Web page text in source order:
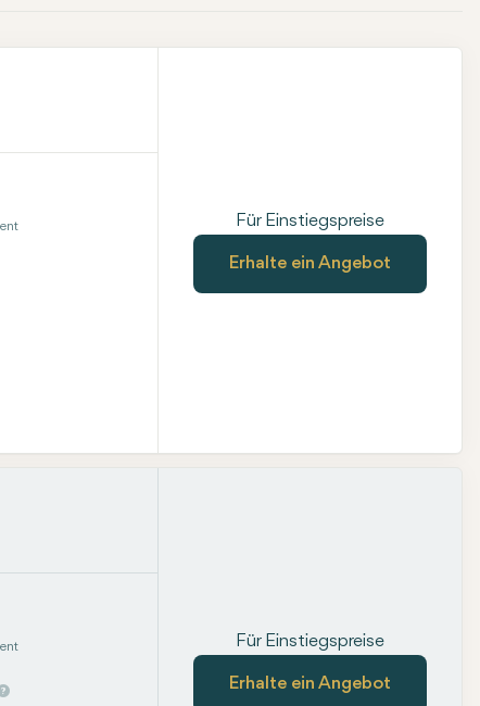
Für Einstiegspreise
Erhalte ein Angebot
Für Einstiegspreise
Erhalte ein Angebot